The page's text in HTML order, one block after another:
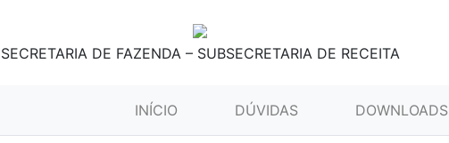
SECRETARIA DE FAZENDA – SUBSECRETARIA DE RECEITA
INÍCIO (CURRENT)DÚVIDAS DOWNLOADS